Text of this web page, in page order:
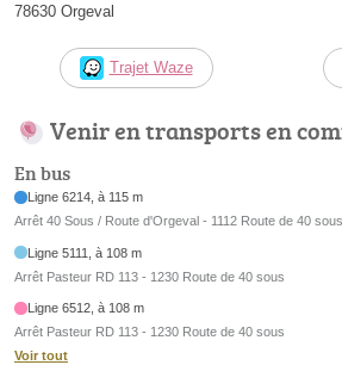
78630 Orgeval
Trajet Waze
Venir en transports en
En bus
Ligne 6214, à 115 m
Arrêt 40 Sous / Route d'Orgeval - 1112 Route de 40 sous
Ligne 5111, à 108 m
Arrêt Pasteur RD 113 - 1230 Route de 40 sous
Ligne 6512, à 108 m
Arrêt Pasteur RD 113 - 1230 Route de 40 sous
Voir tout